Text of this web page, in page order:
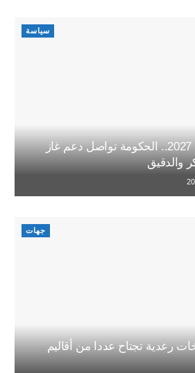
سياسة
مشروع مالية 2027.. الحكومة تواصل دعم غاز
والدقيق
جهات
رعدية تجتاح عددا من أقاليم